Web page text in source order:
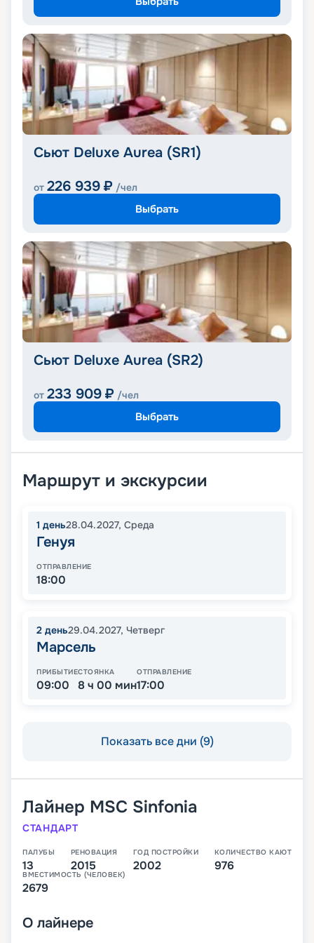
Сьют Deluxe Aurea (SR1)
от 226 939 ₽ /чел
Выбрать
Сьют Deluxe Aurea (SR2)
от 233 909 ₽ /чел
Выбрать
Маршрут и экскурсии
1 день28.04.2027, Среда
Генуя
ОТПРАВЛЕНИЕ
18:00
2 день29.04.2027, Четверг
Марсель
ПРИБЫТИЕ
09:00
СТОЯНКА
8 ч 00 мин
ОТПРАВЛЕНИЕ
17:00
Показать все дни (9)
Лайнер MSC Sinfonia
СТАНДАРТ
ПАЛУБЫ
13
РЕНОВАЦИЯ
2015
ГОД ПОСТРОЙКИ
2002
КОЛИЧЕСТВО КАЮТ
976
ВМЕСТИМОСТЬ (ЧЕЛОВЕК)
2679
О лайнере